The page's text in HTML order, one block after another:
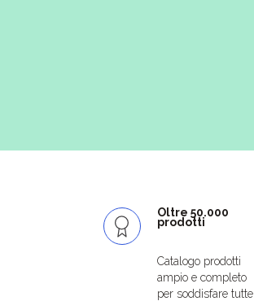
Oltre 50.000
prodotti
Catalogo prodotti
ampio e completo
per soddisfare tutte